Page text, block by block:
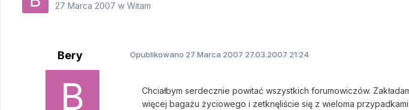
27 Marca 2007 w Witam
Bery Opublikowano 27 Marca 2007 27.03.2007 21:24
Chciałbym serdecznie powitać wszystkich forumowiczów.
więcej bagażu życiowego i zetknęliście się z wieloma